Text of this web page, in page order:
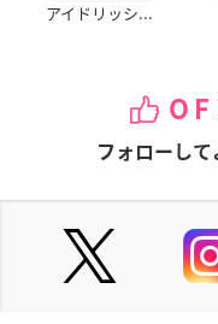
アイドリッシ...
フォローして